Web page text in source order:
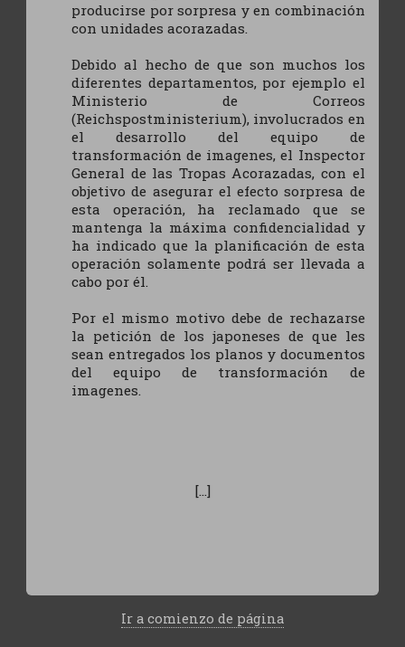
producirse por sorpresa y en combinación
con unidades acorazadas.
Debido al hecho de que son muchos los
diferentes departamentos, por ejemplo el
Ministerio de Correos
(Reichspostministerium), involucrados en
el desarrollo del equipo de
transformación de imagenes, el Inspector
General de las Tropas Acorazadas, con el
objetivo de asegurar el efecto sorpresa de
esta operación, ha reclamado que se
mantenga la máxima confidencialidad y
ha indicado que la planificación de esta
operación solamente podrá ser llevada a
cabo por él.
Por el mismo motivo debe de rechazarse
la petición de los japoneses de que les
sean entregados los planos y documentos
del equipo de transformación de
imagenes.
[...]
Ir a comienzo de página